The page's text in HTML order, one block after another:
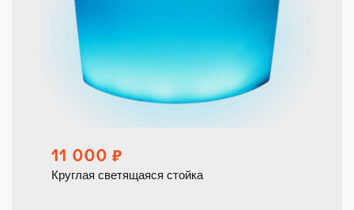
11 000
Круглая светящаяся стойка